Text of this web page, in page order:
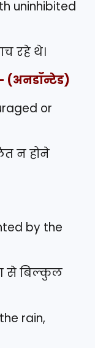
uninhibited
रहे थे।
(अनडॉन्टेड)
or
न होने
by the
से बिल्कुल
rain,